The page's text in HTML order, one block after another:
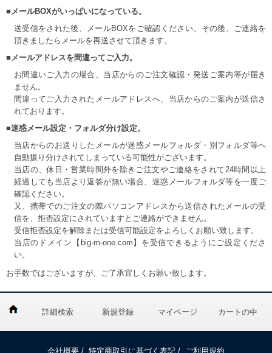
■メールBOXがいっぱいになっている。
送受信をされた後、メールBOXをご確認ください。その後、ご連絡を
頂きましたらメールを再送させて頂きます。
■メールアドレスを間違ってご入力。
お間違いご入力の場合、当店からのご注文確認・発送ご案内等が届き
ません。
間違ってご入力されたメールアドレスへ、当店からのご案内が送信さ
れております。
■迷惑メール設定・フォルダ分け設定。
当店からのお送りしたメールが迷惑メールフォルダ・別フォルダ等へ
自動振り分けされてしまっている可能性がございます。
当店の、休日・営業時間外を除きご注文やご連絡をされて24時間以上
経過しても当店より返答が無い場合、迷惑メールフォルダ等を一度ご
確認ください。
又、携帯でのご注文の際パソコンアドレスから送信されたメールの受
信を、拒否設定にされていますとご連絡ができません。
受信拒否設定を解除または受信可能設定をよろしくお願い致します。
当店のドメイン【big-m-one.com】を受信できるようにご設定くださ
い。
お手数ではございますが、ご了承宜しくお願い致します。
詳細検索 新規登録 マイページ カートの中
会社概要 / 特定商取引に基づく表記 / ご利用規約